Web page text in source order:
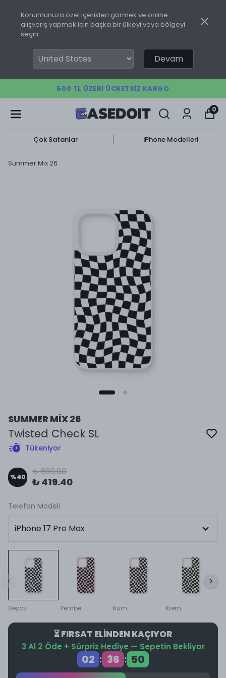
Konumunuza özel içerikleri görmek ve online
alışveriş yapmak için başka bir ülkeyi veya bölgeyi
seçin.
Devam
500 TL ÜZERI ÜCRETSIZ KARGO
0
Çok Satanlar iPhone Modelleri
Summer Mix 26
SUMMER MİX 26
Twisted Check SL
Tükeniyor
%40 ₺ 699.00
₺ 419.40
Telefon Modeli
Beyaz Pembe Kum Krem
⏳ FIRSAT ELİNDEN KAÇIYOR
3 Al 2 Öde + Sürpriz Hediye — Sepetin Bekliyor
02 : 36 : 50